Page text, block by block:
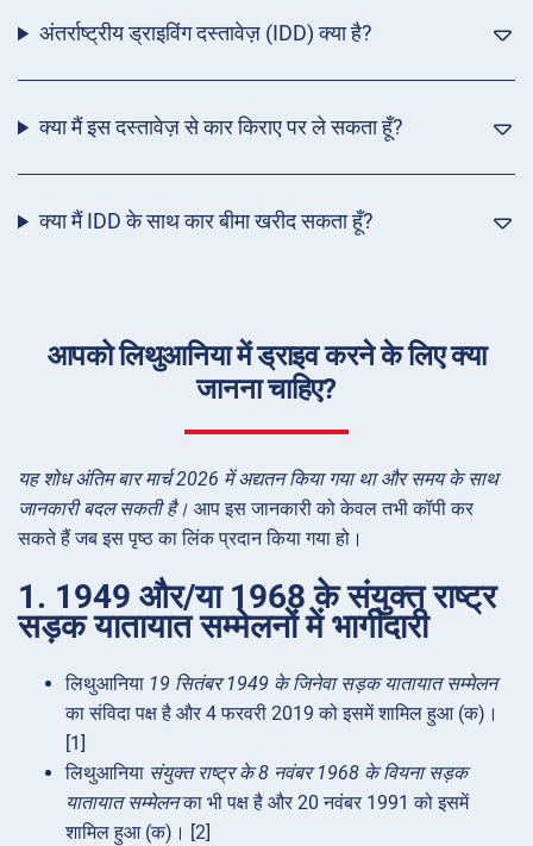
अंतर्राष्ट्रीय ड्राइविंग दस्तावेज़ (IDD) क्या है?
क्या मैं इस दस्तावेज़ से कार किराए पर ले सकता हूँ?
क्या मैं IDD के साथ कार बीमा खरीद सकता हूँ?
आपको लिथुआनिया में ड्राइव करने के लिए क्या
जानना चाहिए?
यह शोध अंतिम बार मार्च 2026 में अद्यतन किया गया था और समय के साथ
जानकारी बदल सकती है। आप इस जानकारी को केवल तभी कॉपी कर
सकते हैं जब इस पृष्ठ का लिंक प्रदान किया गया हो।
1. 1949 और/या 1968 के संयुक्त राष्ट्र
सड़क यातायात सम्मेलनों में भागीदारी
लिथुआनिया 19 सितंबर 1949 के जिनेवा सड़क यातायात सम्मेलन
का संविदा पक्ष है और 4 फरवरी 2019 को इसमें शामिल हुआ (क)।
[1]
लिथुआनिया संयुक्त राष्ट्र के 8 नवंबर 1968 के वियना सड़क
यातायात सम्मेलनका भी पक्ष है और 20 नवंबर 1991 को इसमें
शामिल हुआ (क)। [2]